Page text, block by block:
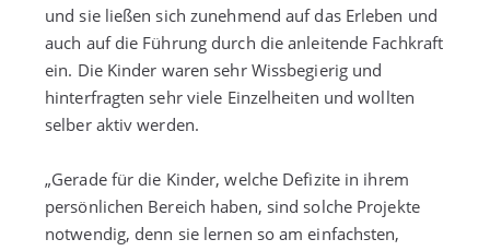
und sie ließen sich zunehmend auf das Erleben und
auch auf die Führung durch die anleitende Fachkraft
ein. Die Kinder waren sehr Wissbegierig und
hinterfragten sehr viele Einzelheiten und wollten
selber aktiv werden.
„Gerade für die Kinder, welche Defizite in ihrem
persönlichen Bereich haben, sind solche Projekte
notwendig, denn sie lernen so am einfachsten,